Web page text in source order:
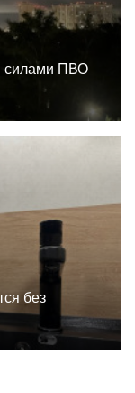
силами ПВО
без